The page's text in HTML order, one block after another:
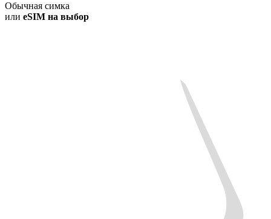
Обычная симка
или eSIM на выбор